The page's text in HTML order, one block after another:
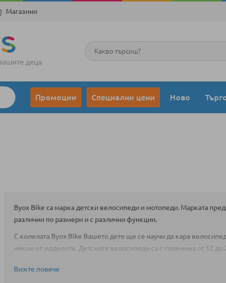
Магазини
Търсене
Промоции Специални цени Ново
Byox Bike са марка детски велосипеди и мотопеди. Марката
различни по размери и с различни функции.
С колелата Byox Bike Вашето дете ще се научи да кара
някои от моделите. Детските велосипеди са с големина от 12 до
Вижте повече